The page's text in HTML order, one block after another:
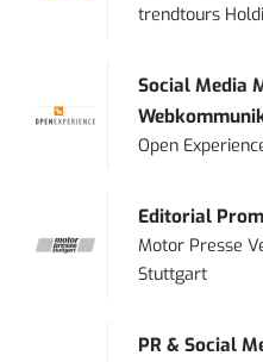
trendtours
Social Media
Open
Editorial
Motor Presse
Stuttgart
PR & Social